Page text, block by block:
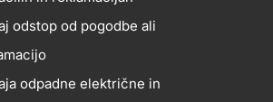
odstop od pogodbe ali
odpadne električne in